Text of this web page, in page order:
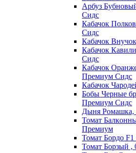
Арбуз
Сидс
Кабачок
Сидс
Кабачок
Кабачок
Сидс
Кабачок
Премиум Сидс
Кабачок
Бобы Черные
Премиум Сидс
Дыня
Томат
Пpeмиyм
Томат Бордо
Томат Борзый ,